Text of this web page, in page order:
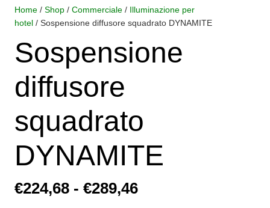
Home / Shop / Commerciale / Illuminazione per
hotel / Sospensione diffusore squadrato DYNAMITE
Sospensione
diffusore
squadrato
DYNAMITE
€224,68 - €289,46Fascia